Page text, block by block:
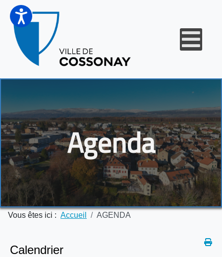
Agenda
Vous êtes ici : Accueil AGENDA
Calendrier